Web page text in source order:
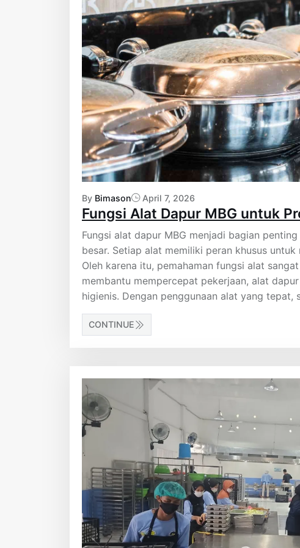
By Bimason April 7, 2026
Fungsi Alat Dapur MBG untuk
Fungsi alat dapur MBG menjadi bagian
besar. Setiap alat memiliki peran khusus
Oleh karena itu, pemahaman fungsi alat
membantu mempercepat pekerjaan, alat
higienis. Dengan penggunaan alat yang
CONTINUE